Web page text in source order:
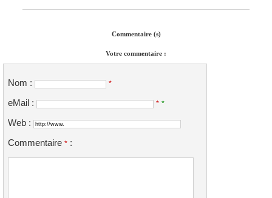
Commentaire (s)
Votre commentaire :
Nom : *
eMail : * *
Web :
Commentaire * :